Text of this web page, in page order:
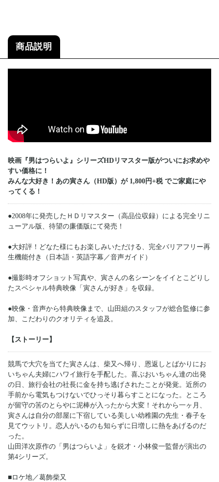
商品説明
映画『男はつらいよ』シリーズHDリマスター版がついにお求めや
すい価格に！
みんな大好き！あの寅さん（HD版）が 1,800円+税 でご家庭にや
ってくる！
●2008年に発売したＨＤリマスター（高品位収録）による完全リニ
ューアル版、待望の廉価版にて発売！
●大好評！どなた様にもお楽しみいただける、完全バリアフリー再
生機能付き（日本語・英語字幕／音声ガイド）
●撮影時オフショット写真や、寅さんの名シーンをイイとこどりし
たスペシャル特典映像「寅さんが好き」を収録。
●映像・音声から特典映像まで、山田組のスタッフが総合監修に参
加、こだわりのクオリティを追及。
【ストーリー】
競馬で大穴を当てた寅さんは、柴又へ帰り、恩返しとばかりにお
いちゃん夫婦にハワイ旅行を手配した。喜ぶおいちゃん達の出発
の日、旅行会社の社長に金を持ち逃げされたことが発覚。近所の
手前から電気もつけないでひっそり暮らすことになった。ところ
が留守の筈のとらやに泥棒が入ったから大変！それから一ヶ月、
寅さんは自分の部屋に下宿している美しい幼稚園の先生・春子を
見てウットリ。恋人がいるのも知らずに日増しに熱をあげるのだ
った。
山田洋次原作の「男はつらいよ」を鋭才・小林俊一監督が演出の
第4シリーズ。
■ロケ地／葛飾柴又